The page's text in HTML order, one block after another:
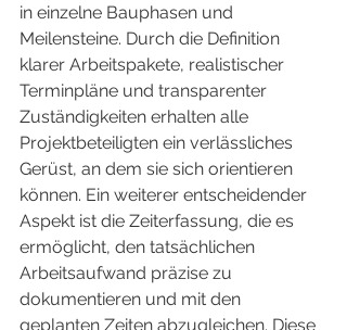
in einzelne Bauphasen und
Meilensteine. Durch die Definition
klarer Arbeitspakete, realistischer
Terminpläne und transparenter
Zuständigkeiten erhalten alle
Projektbeteiligten ein verlässliches
Gerüst, an dem sie sich orientieren
können. Ein weiterer entscheidender
Aspekt ist die Zeiterfassung, die es
ermöglicht, den tatsächlichen
Arbeitsaufwand präzise zu
dokumentieren und mit den
geplanten Zeiten abzugleichen. Diese